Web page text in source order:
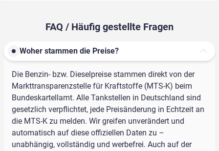
FAQ / Häufig gestellte Fragen
Woher stammen die Preise?
Die Benzin- bzw. Dieselpreise stammen direkt von der
Markttransparenzstelle für Kraftstoffe (MTS-K) beim
Bundeskartellamt. Alle Tankstellen in Deutschland sind
gesetzlich verpflichtet, jede Preisänderung in Echtzeit an
die MTS-K zu melden. Wir greifen unverändert und
automatisch auf diese offiziellen Daten zu –
unabhängig, vollständig und werbefrei. Auch auf der